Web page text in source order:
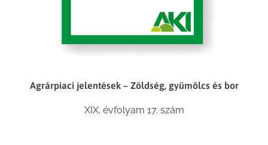
Agrárpiaci jelentések – Zöldség, gyümölcs és bor
XIX. évfolyam 17. szám